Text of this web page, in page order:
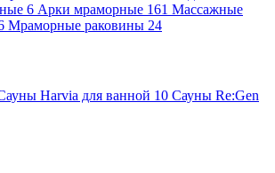
6 Арки мраморные 161 Массажные
Мраморные раковины 24
Harvia для ванной 10 Сауны Re:Gen